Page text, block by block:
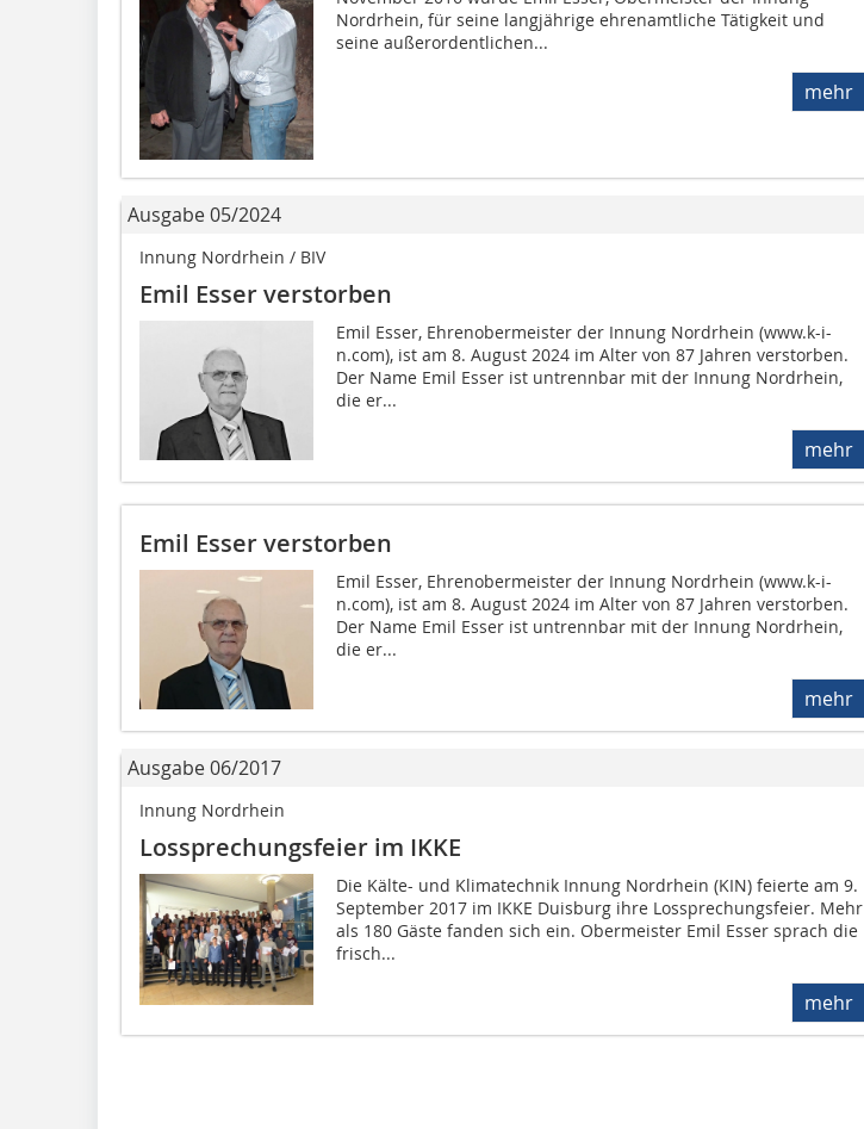
Nordrhein, für seine langjährige ehrenamtliche Tätigkeit und
seine außerordentlichen...
mehr
Ausgabe 05/2024
Innung Nordrhein / BIV
Emil Esser verstorben
Emil Esser, Ehrenobermeister der Innung Nordrhein (www.k-i-
n.com), ist am 8. August 2024 im Alter von 87 Jahren verstorben.
Der Name Emil Esser ist untrennbar mit der Innung Nordrhein,
die er...
mehr
Emil Esser verstorben
Emil Esser, Ehrenobermeister der Innung Nordrhein (www.k-i-
n.com), ist am 8. August 2024 im Alter von 87 Jahren verstorben.
Der Name Emil Esser ist untrennbar mit der Innung Nordrhein,
die er...
mehr
Ausgabe 06/2017
Innung Nordrhein
Lossprechungsfeier im IKKE
Die Kälte- und Klimatechnik Innung Nordrhein (KIN) feierte am 9.
September 2017 im IKKE Duisburg ihre Lossprechungsfeier. Mehr
als 180 Gäste fanden sich ein. Obermeister Emil Esser sprach die
frisch...
mehr